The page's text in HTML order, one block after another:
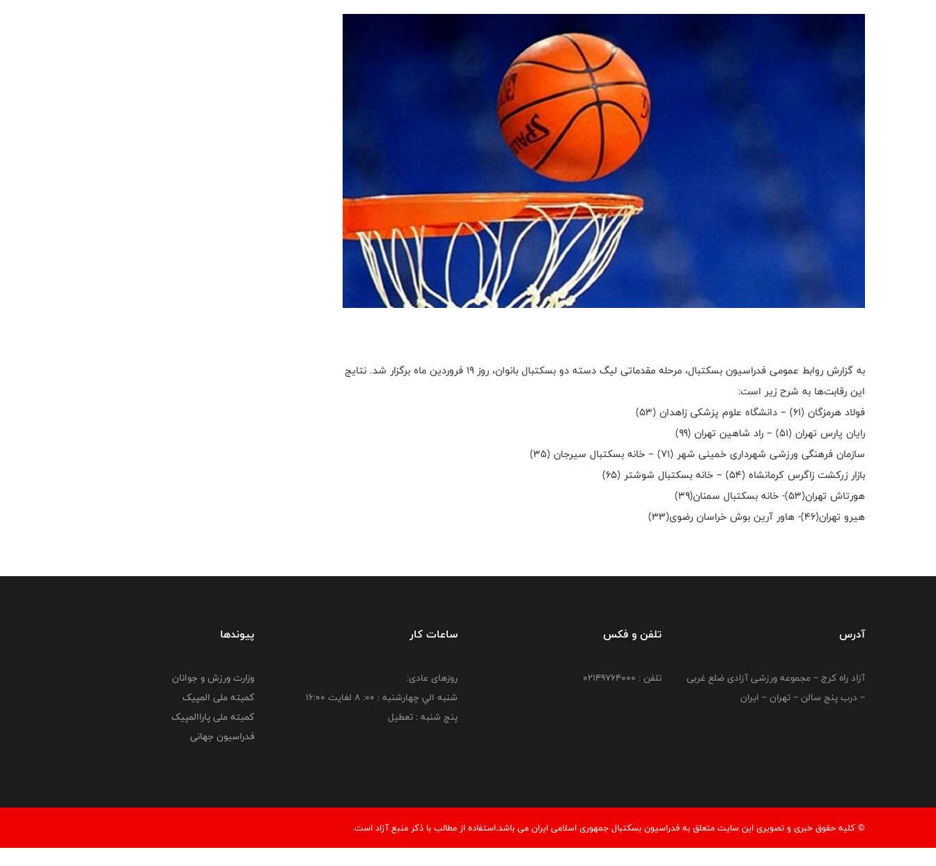
به گزارش روابط عمومی فدراسیون بسکتبال، مرحله مقدماتی لیگ دسته دو بسکتبال بانوان، روز ۱۹ فروردین ماه برگزار شد. نتایج
این رقابت‌ها به شرح زیر است:
فولاد هرمزگان (۶۱) – دانشگاه علوم پزشکی زاهدان (۵۳)
رایان پارس تهران (۵۱) – راد شاهین تهران (۹۹)
سازمان فرهنگی ورزشی شهرداری خمینی شهر (۷۱) – خانه بسکتبال سیرجان (۳۵)
بازار زرکشت زاگرس کرمانشاه (۵۴) – خانه بسکتبال شوشتر (۶۵)
هورتاش تهران(۵۳)- خانه بسکتبال سمنان(۳۹)
هیرو تهران(۴۶)- هاور آرین بوش خراسان رضوی(۳۳)
آدرس
آزاد راه کرج – مجموعه ورزشی آزادی ضلع غربی
– درب پنج سالن – تهران – ایران
تلفن و فکس
تلفن : 02149764000
ساعات کار
روزهای عادی:
شنبه الي چهارشنبه : 00: 8 لغايت 16:00
پنج شنبه : تعطیل
پیوندها
وزارت ورزش و جوانان
کمیته ملی المپیک
کمیته ملی پاراالمپیک
فدراسیون جهانی
© کليه حقوق خبری و تصويری اين سايت متعلق به فدراسیون بسکتبال جمهوری اسلامی ایران می باشد.استفاده از مطالب با ذكر منبع آزاد است.